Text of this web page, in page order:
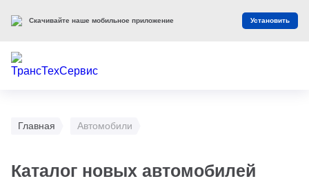
Главная Автомобили
Каталог новых автомобилей
Скачивайте наше мобильное приложение Установить